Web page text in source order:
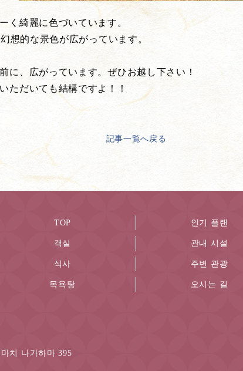
く綺麗に色づいています。
想的な景色が広がっています。
に、広がっています。ぜひお越し下さい！
ただいても結構ですよ！！
記事一覧へ戻る
TOP
객실
식사
목욕탕
인기 플랜
관내 시설
주변 관광
오시는 길
치 나가하마 395